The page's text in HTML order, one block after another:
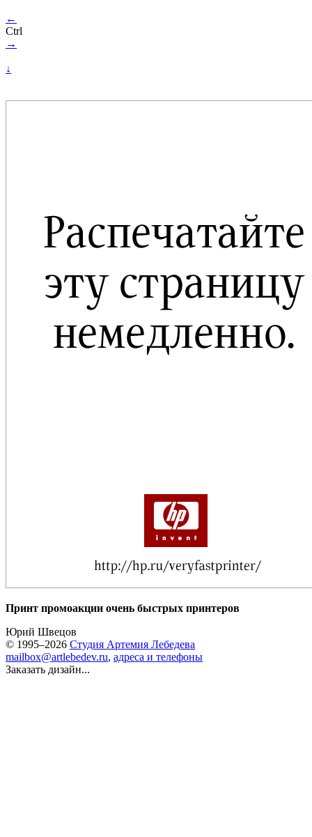
←
Ctrl
→
↓
Принт промоакции очень быстрых принтеров
Юрий Швецов
© 1995–2026 Студия Артемия Лебедева
mailbox@artlebedev.ru, адреса и телефоны
Заказать дизайн...